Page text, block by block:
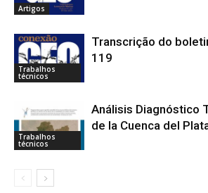
Artigos
Trabalhos
técnicos
Transcrição do
119
Trabalhos
técnicos
Análisis Diagnóstico
de la Cuenca del